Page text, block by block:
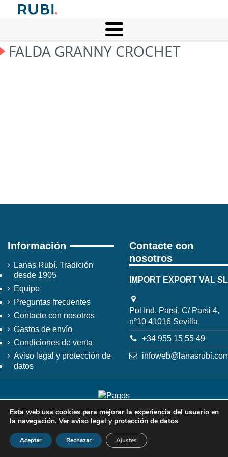
FALDA GRANNY CROCHET
Información
Lanas Rubí. Tradición
desde 1905
Equipo
Preguntas frecuentes
Contacte con nosotros
Gastos de envío
Condiciones de venta
Aviso legal y protección de
datos
Contacte con
nosotros
IMPORT EXPORT VAL SL
Pol Ind. Parsi, C/ Parsi 4,
nº10 41016 Sevilla
+34 955 15 55 49
Esta web usa cookies para mejorar la experiencia del usuario en
la navegación. Ver aviso legal y protección de datos
Aceptar Rechazar Ajustes